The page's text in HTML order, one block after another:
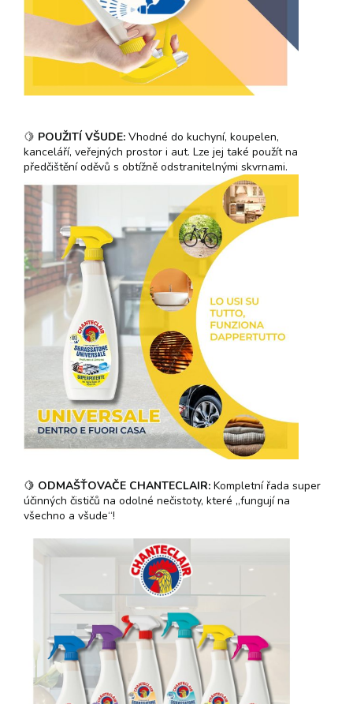
🍋 POUŽITÍ VŠUDE: Vhodné do kuchyní, koupelen,
kanceláří, veřejných prostor i aut. Lze jej také použít na
předčištění oděvů s obtížně odstranitelnými skvrnami.
🍋 ODMAŠŤOVAČE CHANTECLAIR: Kompletní řada super
účinných čističů na odolné nečistoty, které „fungují na
všechno a všude“!